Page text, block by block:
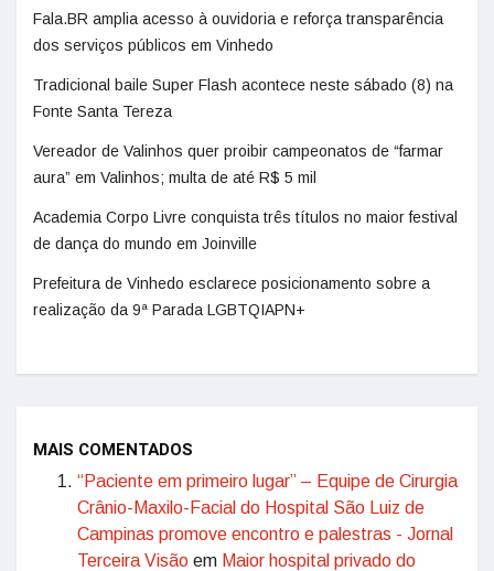
Fala.BR amplia acesso à ouvidoria e reforça transparência
dos serviços públicos em Vinhedo
Tradicional baile Super Flash acontece neste sábado (8) na
Fonte Santa Tereza
Vereador de Valinhos quer proibir campeonatos de “farmar
aura” em Valinhos; multa de até R$ 5 mil
Academia Corpo Livre conquista três títulos no maior festival
de dança do mundo em Joinville
Prefeitura de Vinhedo esclarece posicionamento sobre a
realização da 9ª Parada LGBTQIAPN+
MAIS COMENTADOS
“Paciente em primeiro lugar” – Equipe de Cirurgia
Crânio-Maxilo-Facial do Hospital São Luiz de
Campinas promove encontro e palestras - Jornal
Terceira Visão em Maior hospital privado do